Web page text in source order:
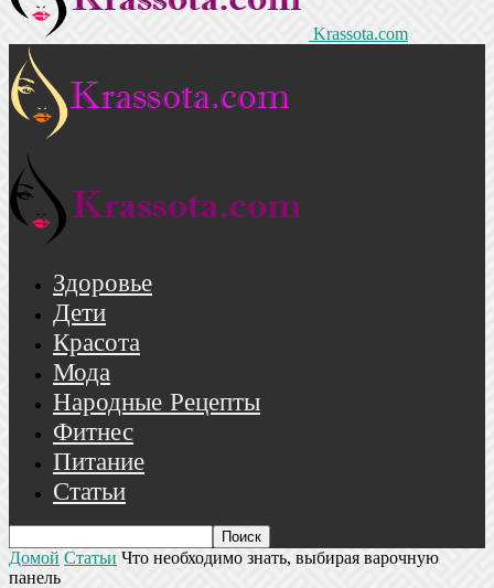
Krassota.com
Здоровье
Дети
Красота
Мода
Народные Рецепты
Фитнес
Питание
Статьи
Домой Статьи Что необходимо знать, выбирая варочную
панель